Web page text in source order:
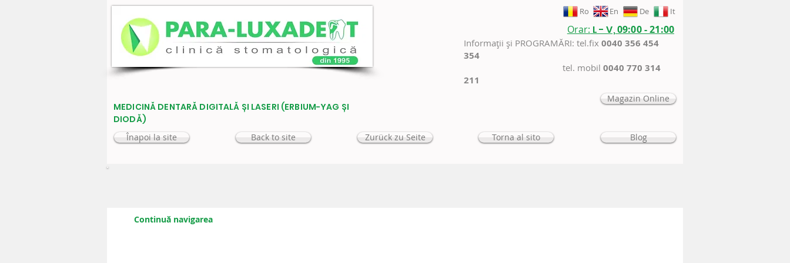
MEDICINĂ DENTARĂ DIGITALĂ ȘI LASERI (ERBIUM-YAG ȘI
DIODĂ)
Ro En De It
Orar: L - V,09:00 - 21:00
Informaţii şi PROGRAMĂRI: tel.fix 0040 356 454
354
tel. mobil 0040 770 314
211
Magazin Online
Înapoi la site Back to site Zurück zu Seite Torna al sito Blog
Continuă navigarea